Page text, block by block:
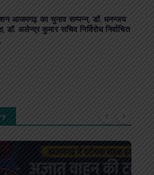
आजमगढ़ का चुनाव सम्पन्न, डॉ. धनन्जय
डॉ. अलेन्द्र कुमार सचिव निर्विरोध निर्वाचित